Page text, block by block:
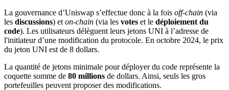
La gouvernance d’Uniswap s’effectue donc à la fois off-chain (via
les discussions) et on-chain (via les votes et le déploiement du
code). Les utilisateurs délèguent leurs jetons UNI à l’adresse de
l'initiateur d’une modification du protocole. En octobre 2024, le prix
du jeton UNI est de 8 dollars.
La quantité de jetons minimale pour déployer du code représente la
coquette somme de 80 millions de dollars. Ainsi, seuls les gros
portefeuilles peuvent proposer des modifications.